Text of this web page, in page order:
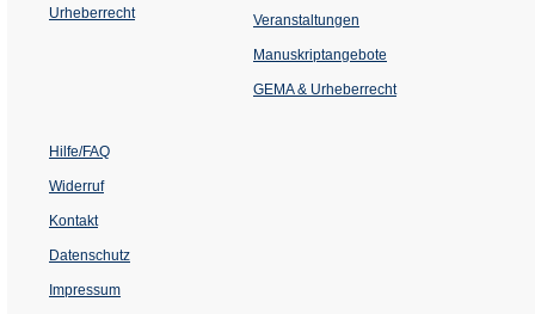
Urheberrecht Veranstaltungen
einem
Tab)
Manuskriptangebote
GEMA & Urheberrecht
Hilfe/FAQ
Widerruf
Kontakt
Datenschutz
Impressum